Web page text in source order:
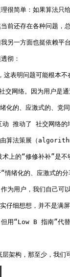
很简单：如果算法
前还存在各种问题，
我另一方面也挺依
彻：
表明问题可能根本
网络。因为用户是
化的、应激式的、党
推动了 社交网络
算法策展（
上的“修修补补”是
情绪化的、应激式的
为用户，我们自己可
仔细想想，并不是满
用“Low B 指南”代
架构，那至少，我